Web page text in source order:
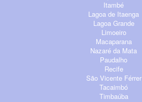
Itambé
Lagoa de Itaenga
Lagoa Grande
Limoeiro
Macaparana
Nazaré da Mata
Paudalho
Recife
São Vicente Férrer
Tacaimbó
Timbaúba